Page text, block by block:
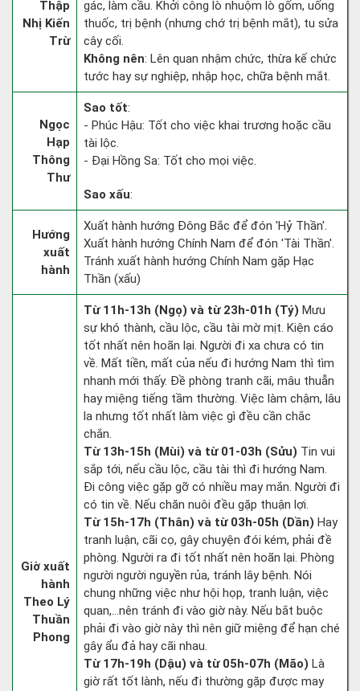
Thập
Nhị Kiến
Trừ
gác, làm cầu. Khởi công lò nhuộm lò gốm, uống
thuốc, trị bệnh (nhưng chớ trị bệnh mắt), tu sửa
cây cối.
Không nên: Lên quan nhậm chức, thừa kế chức
tước hay sự nghiệp, nhập học, chữa bệnh mắt.
Ngọc
Hạp
Thông
Thư
Sao tốt:
- Phúc Hậu: Tốt cho việc khai trương hoặc cầu
tài lộc.
- Đại Hồng Sa: Tốt cho mọi việc.
Sao xấu:
Hướng
xuất
hành
Xuất hành hướng Đông Bắc để đón 'Hỷ Thần'.
Xuất hành hướng Chính Nam để đón 'Tài Thần'.
Tránh xuất hành hướng Chính Nam gặp Hạc
Thần (xấu)
Giờ xuất
hành
Theo Lý
Thuần
Phong
Từ 11h-13h (Ngọ) và từ 23h-01h (Tý) Mưu
sự khó thành, cầu lộc, cầu tài mờ mịt. Kiện cáo
tốt nhất nên hoãn lại. Người đi xa chưa có tin
về. Mất tiền, mất của nếu đi hướng Nam thì tìm
nhanh mới thấy. Đề phòng tranh cãi, mâu thuẫn
hay miệng tiếng tầm thường. Việc làm chậm, lâu
la nhưng tốt nhất làm việc gì đều cần chắc
chắn.
Từ 13h-15h (Mùi) và từ 01-03h (Sửu) Tin vui
sắp tới, nếu cầu lộc, cầu tài thì đi hướng Nam.
Đi công việc gặp gỡ có nhiều may mắn. Người đi
có tin về. Nếu chăn nuôi đều gặp thuận lợi.
Từ 15h-17h (Thân) và từ 03h-05h (Dần) Hay
tranh luận, cãi cọ, gây chuyện đói kém, phải đề
phòng. Người ra đi tốt nhất nên hoãn lại. Phòng
người người nguyền rủa, tránh lây bệnh. Nói
chung những việc như hội họp, tranh luận, việc
quan,…nên tránh đi vào giờ này. Nếu bắt buộc
phải đi vào giờ này thì nên giữ miệng để hạn ché
gây ẩu đả hay cãi nhau.
Từ 17h-19h (Dậu) và từ 05h-07h (Mão) Là
giờ rất tốt lành, nếu đi thường gặp được may